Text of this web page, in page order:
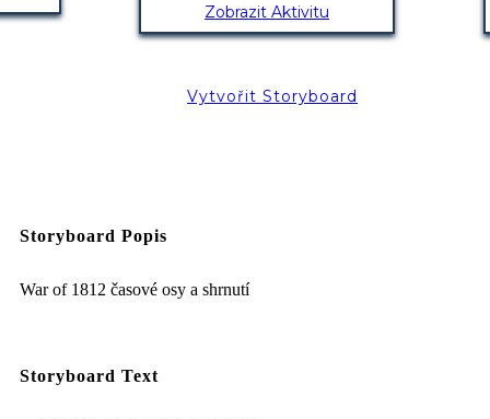
Zobrazit Aktivitu
Vytvořit Storyboard
Storyboard Popis
War of 1812 časové osy a shrnutí
Storyboard Text